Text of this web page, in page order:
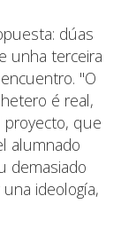
dúas
unha terceira
"O
é real,
proyecto, que
alumnado
demasiado
ideología,